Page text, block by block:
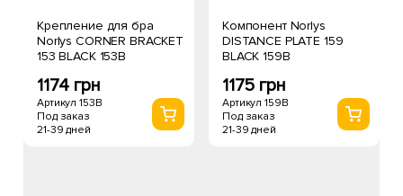
Крепление для бра
Norlys CORNER BRACKET
153 BLACK 153B
1174 грн
Артикул 153B
Под заказ
21-39 дней
Компонент Norlys
DISTANCE PLATE 159
BLACK 159B
1175 грн
Артикул 159B
Под заказ
21-39 дней